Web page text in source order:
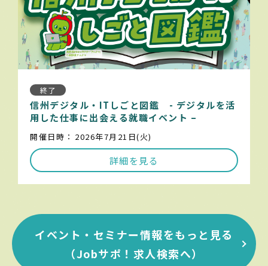
終了
信州デジタル・ITしごと図鑑 - デジタルを活
用した仕事に出会える就職イベント –
開催日時： 2026年7月21日(火)
詳細を見る
イベント・セミナー情報をもっと見る
（Jobサポ！求人検索へ）